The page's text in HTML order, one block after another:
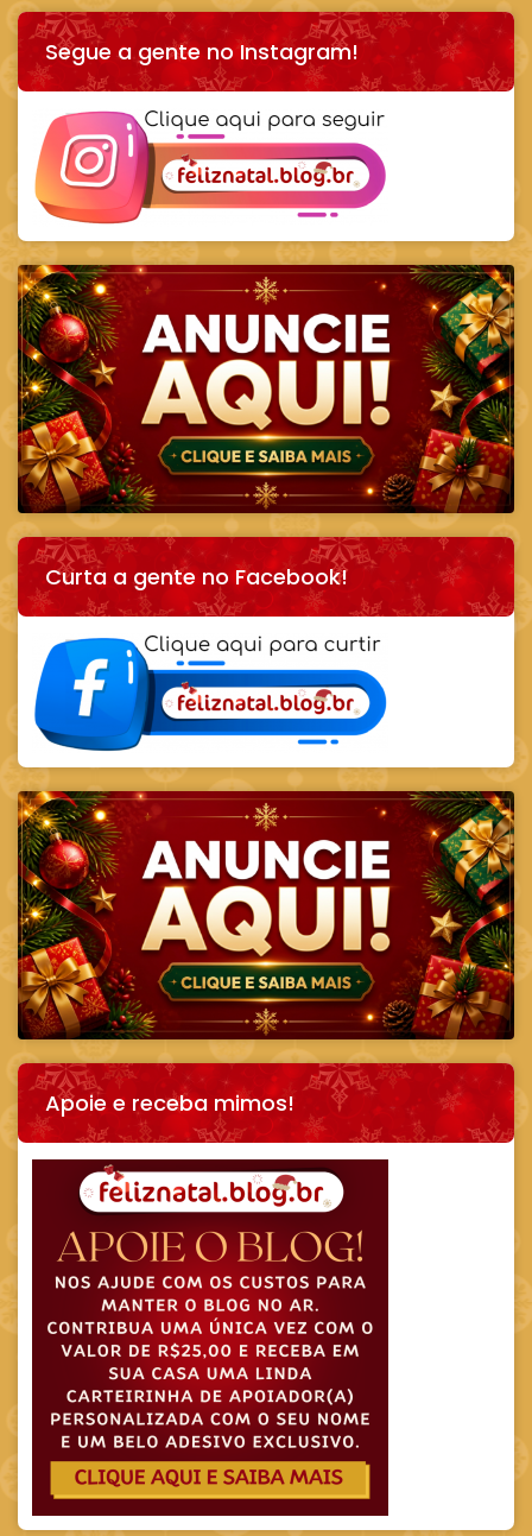
Segue a gente no Instagram!
Curta a gente no Facebook!
Apoie e receba mimos!